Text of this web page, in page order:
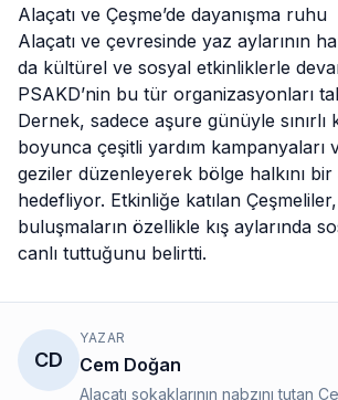
Alaçatı ve Çeşme’de dayanışma ruhu
Alaçatı ve çevresinde yaz aylarının
da kültürel ve sosyal etkinliklerle
PSAKD’nin bu tür organizasyonları
Dernek, sadece aşure günüyle sınırlı
boyunca çeşitli yardım kampanyaları
geziler düzenleyerek bölge halkını
hedefliyor. Etkinliğe katılan
buluşmaların özellikle kış aylarında
canlı tuttuğunu belirtti.
CD
YAZAR
Cem Doğan
Alaçatı sokaklarının nabzını tutan